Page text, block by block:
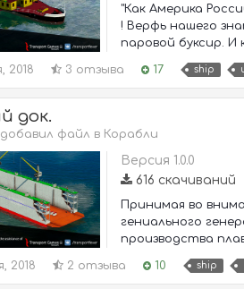
"Как Америка
! Верфь нашего
паровой буксир. И
2018 3 отзыва 17 ship
док.
добавил файл в Корабли
Версия 1.0.0
616 скачиваний
Принимая во
гениального
производства
2018 2 отзыва 10 ship